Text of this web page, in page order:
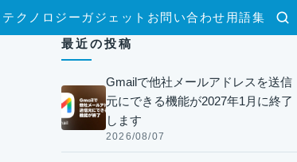
検索
テクノロジー ガジェット お問い合わせ 用語集
最近の投稿
Gmailで他社メールアドレスを送信
元にできる機能が2027年1月に終了
します
2026/08/07